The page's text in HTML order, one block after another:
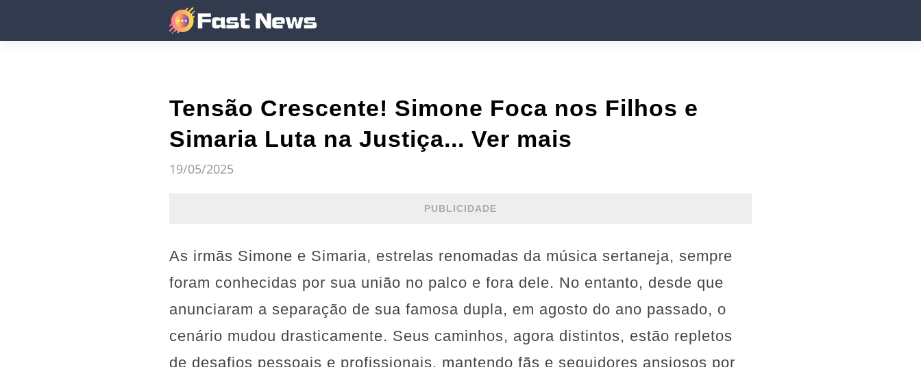
Tensão Crescente! Simone Foca nos Filhos e
Simaria Luta na Justiça... Ver mais
19/05/2025
PUBLICIDADE
As irmãs Simone e Simaria, estrelas renomadas da música sertaneja, sempre
foram conhecidas por sua união no palco e fora dele. No entanto, desde que
anunciaram a separação de sua famosa dupla, em agosto do ano passado, o
cenário mudou drasticamente. Seus caminhos, agora distintos, estão repletos
de desafios pessoais e profissionais, mantendo fãs e seguidores ansiosos por